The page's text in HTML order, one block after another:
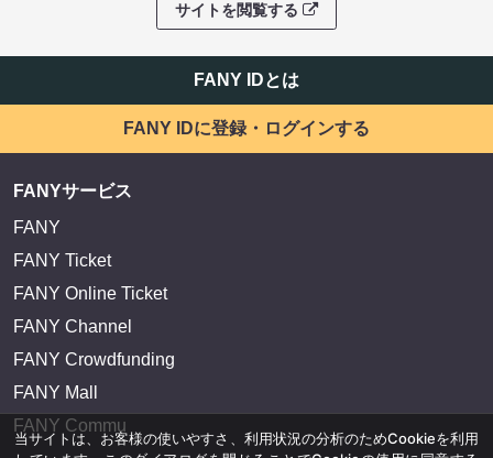
サイトを閲覧する
FANY IDとは
FANY IDに登録・ログインする
FANYサービス
FANY
FANY Ticket
FANY Online Ticket
FANY Channel
FANY Crowdfunding
FANY Mall
FANY Commu
当サイトは、お客様の使いやすさ、利用状況の分析のためCookieを利用